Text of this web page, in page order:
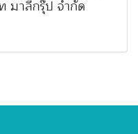
มาลีกรุ๊ป จำกัด